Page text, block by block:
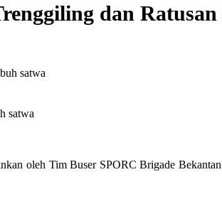
dan
satwa
oleh Tim Buser SPORC Brigade